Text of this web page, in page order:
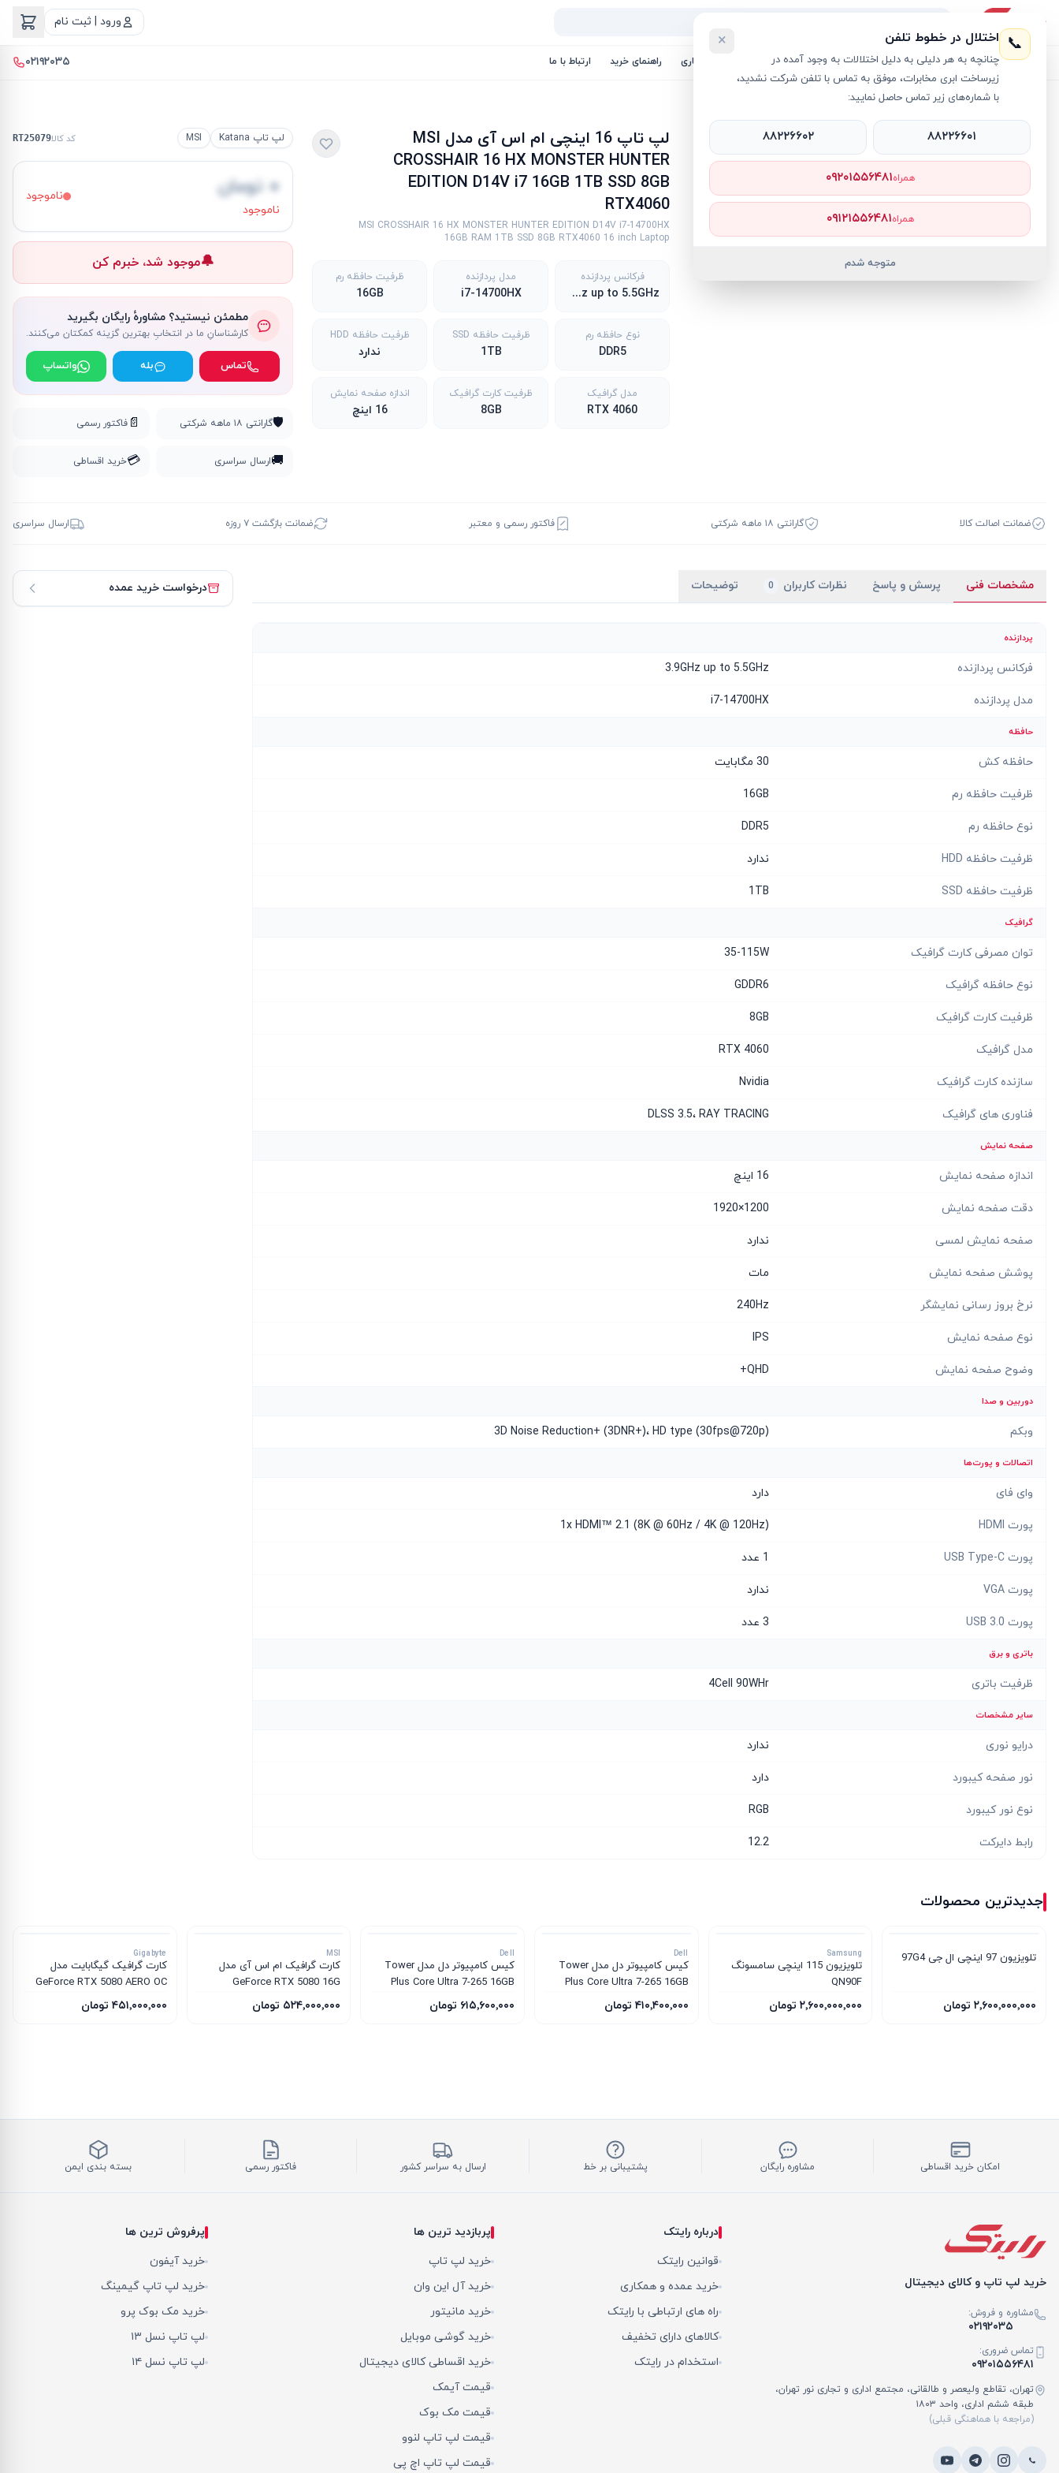
ورود | ثبت نام
لیست محصولات خرید اقساطی خرید سازمانی فروش عمده و همکاری راهنمای خرید ارتباط با ما ۰۲۱۹۲۰۳۵
لپ تاپ Katana
لپ تاپ Katana MSI کد کالاRT25079
۰ تومان
ناموجود
ناموجود
🔔موجود شد، خبرم کن
مطمئن نیستید؟ مشاورهٔ رایگان بگیرید
کارشناسانِ ما در انتخابِ بهترین گزینه کمکتان می‌کنند.
تماس بله واتساپ
🛡️گارانتی ۱۸ ماهه شرکتی 📄 فاکتور رسمی
🚚ارسال سراسری 💳خرید اقساطی
لپ تاپ 16 اینچی ام اس آی مدل MSI
CROSSHAIR 16 HX MONSTER HUNTER
EDITION D14V i7 16GB 1TB SSD 8GB
RTX4060
MSI CROSSHAIR 16 HX MONSTER HUNTER EDITION D14V i7-14700HX
16GB RAM 1TB SSD 8GB RTX4060 16 inch Laptop
فرکانس پردازنده
3.9GHz up to 5.5GHz
مدل پردازنده
i7-14700HX
ظرفیت حافظه رم
16GB
نوع حافظه رم
DDR5
ظرفیت حافظه SSD
1TB
ظرفیت حافظه HDD
ندارد
مدل گرافیک
RTX 4060
ظرفیت کارت گرافیک
8GB
اندازه صفحه نمایش
16 اینچ
ضمانت اصالت کالا گارانتی ۱۸ ماهه شرکتی فاکتور رسمی و معتبر ضمانت بازگشت ۷ روزه ارسال سراسری
مشخصات فنی پرسش و پاسخ نظرات کاربران 0 توضیحات
پردازنده
فرکانس پردازنده 3.9GHz up to 5.5GHz
مدل پردازنده i7-14700HX
حافظه
حافظه کش 30 مگابایت
ظرفیت حافظه رم 16GB
نوع حافظه رم DDR5
ظرفیت حافظه HDD ندارد
ظرفیت حافظه SSD 1TB
گرافیک
توان مصرفی کارت گرافیک 35-115W
نوع حافظه گرافیک GDDR6
ظرفیت کارت گرافیک 8GB
مدل گرافیک RTX 4060
سازنده کارت گرافیک Nvidia
فناوری های گرافیک DLSS 3.5، RAY TRACING
صفحه نمایش
اندازه صفحه نمایش 16 اینچ
دقت صفحه نمایش 1200×1920
صفحه نمایش لمسی ندارد
پوشش صفحه نمایش مات
نرخ بروز رسانی نمایشگر 240Hz
نوع صفحه نمایش IPS
وضوح صفحه نمایش QHD+
دوربین و صدا
وبکم 3D Noise Reduction+ (3DNR+)، HD type (30fps@720p)
اتصالات و پورت‌ها
وای فای دارد
پورت HDMI 1x HDMI™ 2.1 (8K @ 60Hz / 4K @ 120Hz)
پورت USB Type-C 1 عدد
پورت VGA ندارد
پورت USB 3.0 3 عدد
باتری و برق
ظرفیت باتری 4Cell 90WHr
سایر مشخصات
درایو نوری ندارد
نور صفحه کیبورد دارد
نوع نور کیبورد RGB
رابط دایرکت 12.2
درخواست خرید عمده
جدیدترین محصولات
تلویزیون 97 اینچی ال جی 97G4
۲٬۶۰۰٬۰۰۰٬۰۰۰ تومان
Samsung
تلویزیون 115 اینچی سامسونگ
QN90F
۲٬۶۰۰٬۰۰۰٬۰۰۰ تومان
Dell
کیس کامپیوتر دل مدل Tower
Plus Core Ultra 7-265 16GB
1TB SSD 8GB RTX 5060
۴۱۰٬۴۰۰٬۰۰۰ تومان
Dell
کیس کامپیوتر دل مدل Tower
Plus Core Ultra 7-265 16GB
1TB SSD 12GB RTX 5070
۶۱۵٬۶۰۰٬۰۰۰ تومان
MSI
کارت گرافیک ام‌ اس‌ آی مدل
GeForce RTX 5080 16G
INSPIRE 3X OC
۵۲۴٬۰۰۰٬۰۰۰ تومان
Gigabyte
کارت گرافیک گیگابایت مدل
GeForce RTX 5080 AERO OC
SFF 16G
۴۵۱٬۰۰۰٬۰۰۰ تومان
امکان خرید اقساطی مشاوره رایگان پشتیبانی بر خط ارسال به سراسر کشور فاکتور رسمی بسته بندی ایمن
خرید لپ تاپ و کالای دیجیتال
مشاوره و فروش:
۰۲۱۹۲۰۳۵
تماس ضروری:
۰۹۲۰۱۵۵۶۴۸۱
تهران، تقاطع ولیعصر و طالقانی، مجتمع اداری و تجاری نور تهران،
طبقه ششم اداری، واحد ۱۸۰۳
(مراجعه با هماهنگی قبلی)
درباره رایتک
قوانین رایتک
خرید عمده و همکاری
راه های ارتباطی با رایتک
کالاهای دارای تخفیف
استخدام در رایتک
پربازدید ترین ها
خرید لپ تاپ
خرید آل این وان
خرید مانیتور
خرید گوشی موبایل
خرید اقساطی کالای دیجیتال
قیمت آیمک
قیمت مک بوک
قیمت لپ تاپ لنوو
قیمت لپ تاپ اچ پی
پرفروش ترین ها
خرید آیفون
خرید لپ تاپ گیمینگ
خرید مک بوک پرو
لپ تاپ نسل ۱۳
لپ تاپ نسل ۱۴
📞 اختلال در خطوط تلفن
چنانچه به هر دلیلی به دلیل اختلالات به وجود آمده در
زیرساخت ابری مخابرات، موفق به تماس با تلفن شرکت نشدید،
با شماره‌های زیر تماس حاصل نمایید:
×
۸۸۲۲۶۶۰۱ ۸۸۲۲۶۶۰۲
همراه۰۹۲۰۱۵۵۶۴۸۱
همراه۰۹۱۲۱۵۵۶۴۸۱
متوجه شدم